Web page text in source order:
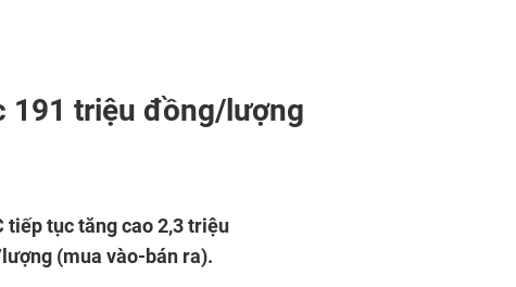
191 triệu đồng/lượng
tiếp tục tăng cao 2,3 triệu
(mua vào-bán ra).